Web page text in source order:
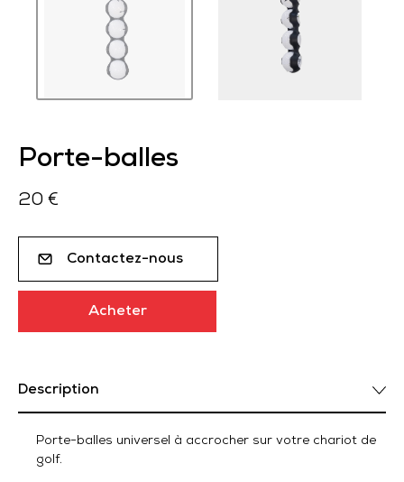
Porte-balles
20 €
Contactez-nous
Acheter
Description
Porte-balles universel à accrocher sur votre chariot de
golf.